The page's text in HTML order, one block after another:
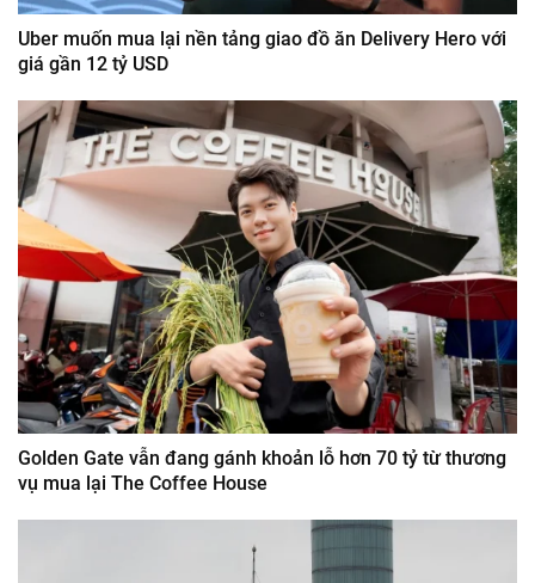
Uber muốn mua lại nền tảng giao đồ ăn Delivery Hero với
giá gần 12 tỷ USD
Golden Gate vẫn đang gánh khoản lỗ hơn 70 tỷ từ thương
vụ mua lại The Coffee House